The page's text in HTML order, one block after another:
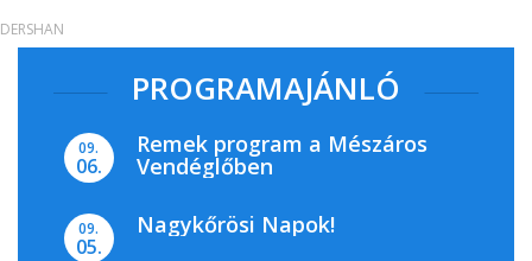
PROGRAMAJÁNLÓ
09.
06.
Remek program a Mészáros
Vendéglőben
09.
05.
Nagykőrösi Napok!
DERSHAN